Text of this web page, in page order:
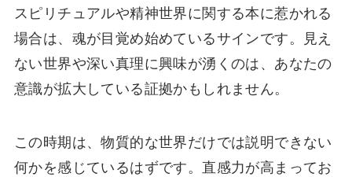
スピリチュアルや精神世界に関する本に惹かれる
場合は、魂が目覚め始めているサインです。見え
ない世界や深い真理に興味が湧くのは、あなたの
意識が拡大している証拠かもしれません。
この時期は、物質的な世界だけでは説明できない
何かを感じているはずです。直感力が高まってお